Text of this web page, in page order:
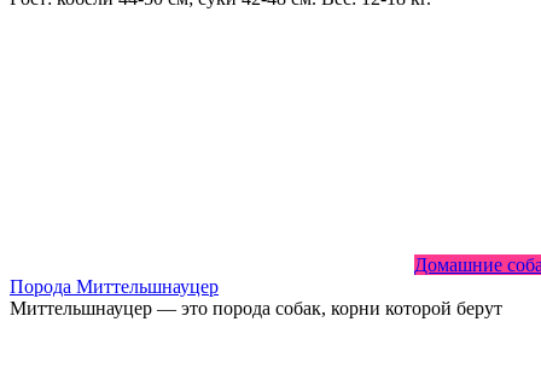
Домашние
Порода Миттельшнауцер
Миттельшнауцер — это порода собак, корни которой берут